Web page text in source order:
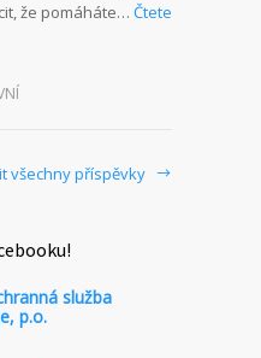
že pomáháte… Čtete
všechny příspěvky
služba
p.o.